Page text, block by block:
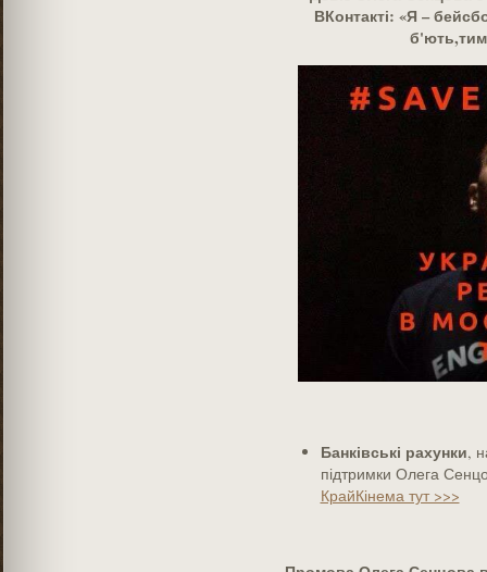
ВКонтакті: «Я –
б'ють,тим
Банківські рахунки,
підтримки Олега
КрайКінема тут >>>